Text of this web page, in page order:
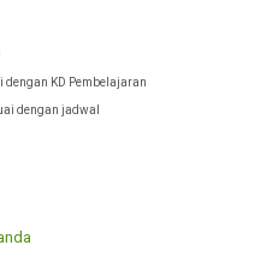
KD Pembelajaran
dengan jadwal